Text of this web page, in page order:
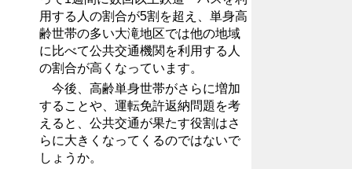
用する人の割合が5割を超え、単身高
齢世帯の多い大滝地区では他の地域
に比べて公共交通機関を利用する人
の割合が高くなっています。
今後、高齢単身世帯がさらに増加
することや、運転免許返納問題を考
えると、公共交通が果たす役割はさ
らに大きくなってくるのではないで
しょうか。